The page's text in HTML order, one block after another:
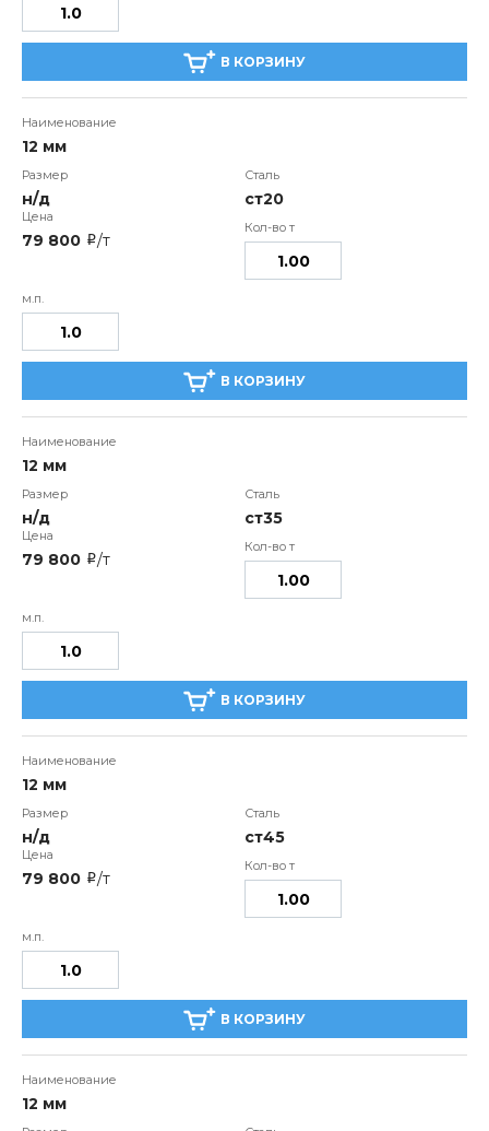
В КОРЗИНУ
12 мм
н/д ст20
79 800 i/т
В КОРЗИНУ
12 мм
н/д ст35
79 800 i/т
В КОРЗИНУ
12 мм
н/д ст45
79 800 i/т
В КОРЗИНУ
12 мм